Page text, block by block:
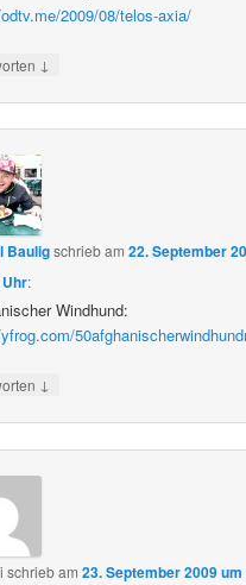
2009/08/telos-axia/
↓
Bauligschriebam22. September
:
Windhund:
↓
schriebam23. September 2009